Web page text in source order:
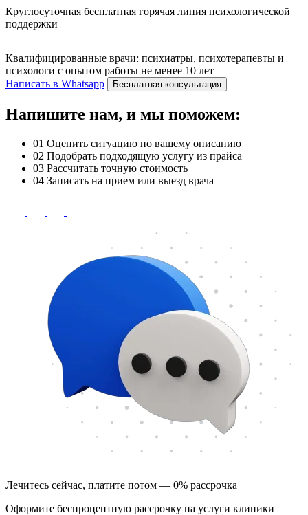
Круглосуточная бесплатная горячая линия психологической
поддержки
Квалифицированные врачи: психиатры, психотерапевты и
психологи с опытом работы не менее 10 лет
Написать в Whatsapp
Бесплатная консультация
Напишите нам, и мы поможем:
01 Оценить ситуацию по вашему описанию
02 Подобрать подходящую услугу из прайса
03 Рассчитать точную стоимость
04 Записать на прием или выезд врача
Лечитесь сейчас, платите потом — 0% рассрочка
Оформите беспроцентную рассрочку на услуги клиники